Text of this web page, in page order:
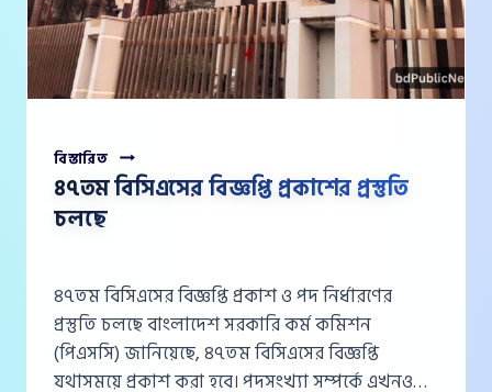
৪৭তম বিসিএসের বিজ্ঞপ্তি প্রকাশের প্রস্তুতি
চলছে
৪৭তম বিসিএসের বিজ্ঞপ্তি প্রকাশ ও পদ নির্ধারণের
প্রস্তুতি চলছে বাংলাদেশ সরকারি কর্ম কমিশন
(পিএসসি) জানিয়েছে, ৪৭তম বিসিএসের বিজ্ঞপ্তি
যথাসময়ে প্রকাশ করা হবে। পদসংখ্যা সম্পর্কে এখনও
বিস্তারিত ৪৭তম
বিসিএসের
বিজ্ঞপ্তি